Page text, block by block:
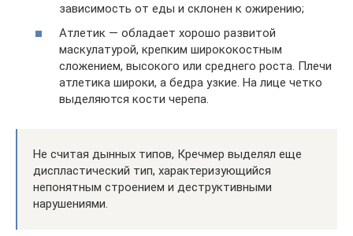
зависимость от еды и склонен к ожирению;
Атлетик — обладает хорошо развитой
маскулатурой, крепким ширококостным
сложением, высокого или среднего роста. Плечи
атлетика широки, а бедра узкие. На лице четко
выделяются кости черепа.
Не считая дынных типов, Кречмер выделял еще
диспластический тип, характеризующийся
непонятным строением и деструктивными
нарушениями.